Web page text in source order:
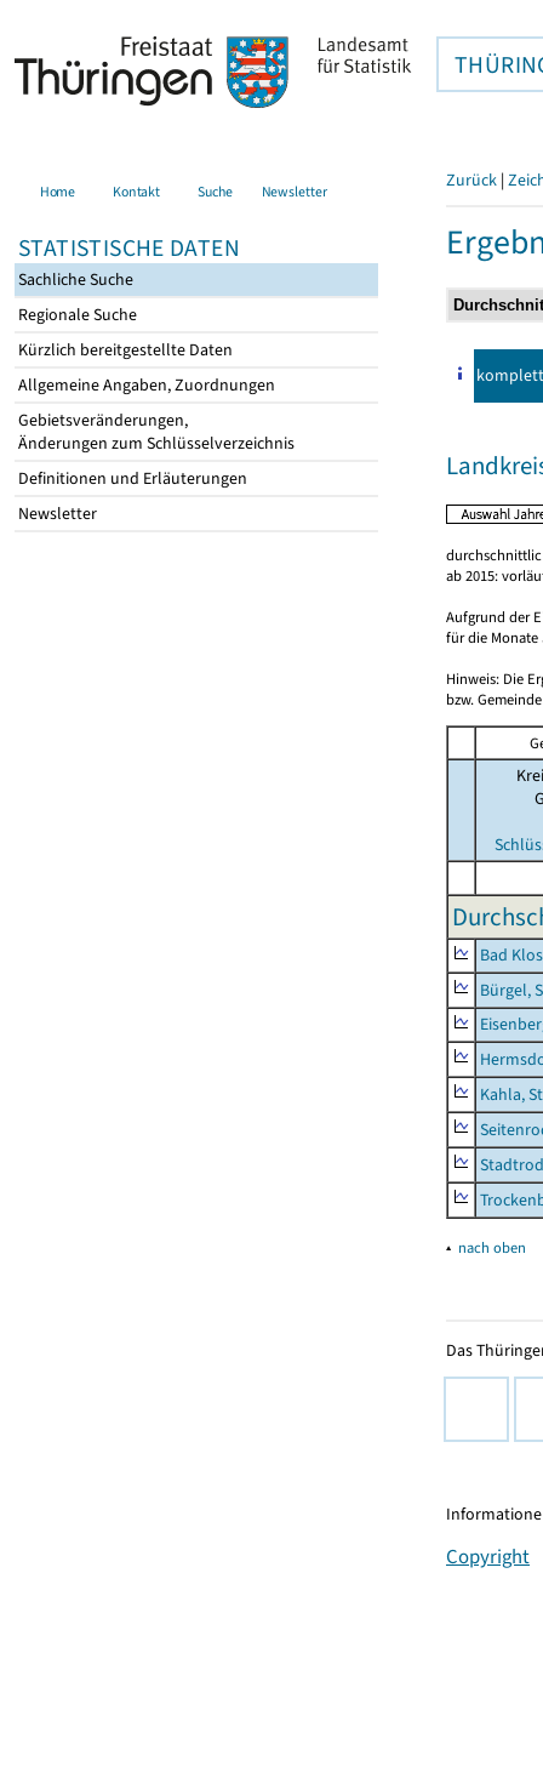
Home Kontakt Suche Newsletter
STATISTISCHE DATEN
Sachliche Suche
Regionale Suche
Kürzlich bereitgestellte Daten
Allgemeine Angaben, Zuordnungen
Gebietsveränderungen,
Änderungen zum Schlüsselverzeichnis
Definitionen und Erläuterungen
Newsletter
Zurück |
komplett
ab 2015:
Aufgrund der
für die Monate
Hinweis: Die
bzw.
Bad
Bürgel,
Kahla,
▴ nach oben
Das
Copyright